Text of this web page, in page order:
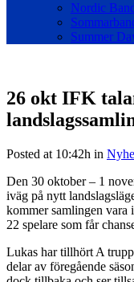
Nordic
Summer
26 okt IFK
Posted at 10:42h in
Den 30 oktober – 1
iväg på nytt
kommer samlingen
22 spelare som får
Lukas har tillhört A
delar av föregående